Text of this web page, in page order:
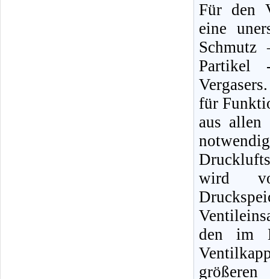
Für den
eine
Partikel
für
aus allen
wird
den im